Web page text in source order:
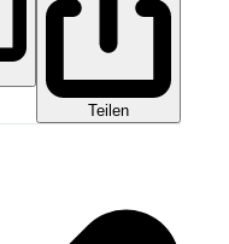
Teilen